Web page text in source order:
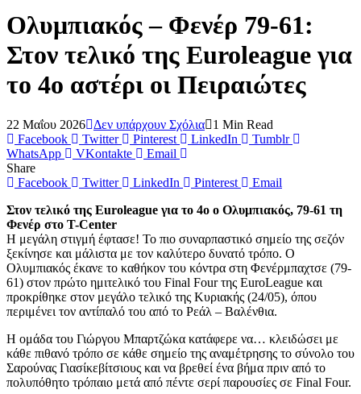
Ολυμπιακός – Φενέρ 79-61:
Στον τελικό της Euroleague για
το 4ο αστέρι οι Πειραιώτες
22 Μαΐου 2026 Δεν υπάρχουν Σχόλια
1 Min Read
Facebook
Twitter Pinterest LinkedIn
Tumblr
WhatsApp
VKontakte
Email
Share
Facebook
Twitter LinkedIn Pinterest
Email
Στον τελικό της Euroleague για το 4ο ο Ολυμπιακός, 79-61 τη
Φενέρ στο T-Center
Η μεγάλη στιγμή έφτασε! Το πιο συναρπαστικό σημείο της σεζόν
ξεκίνησε και μάλιστα με τον καλύτερο δυνατό τρόπο. Ο
Ολυμπιακός έκανε το καθήκον του κόντρα στη Φενέρμπαχτσε (79-
61) στον πρώτο ημιτελικό τoυ Final Four της EuroLeague και
προκρίθηκε στον μεγάλο τελικό της Κυριακής (24/05), όπου
περιμένει τον αντίπαλό του από το Ρεάλ – Βαλένθια.
Η ομάδα του Γιώργου Μπαρτζώκα κατάφερε να… κλειδώσει με
κάθε πιθανό τρόπο σε κάθε σημείο της αναμέτρησης το σύνολο του
Σαρούνας Γιασίκεβίτσιους και να βρεθεί ένα βήμα πριν από το
πολυπόθητο τρόπαιο μετά από πέντε σερί παρουσίες σε Final Four.